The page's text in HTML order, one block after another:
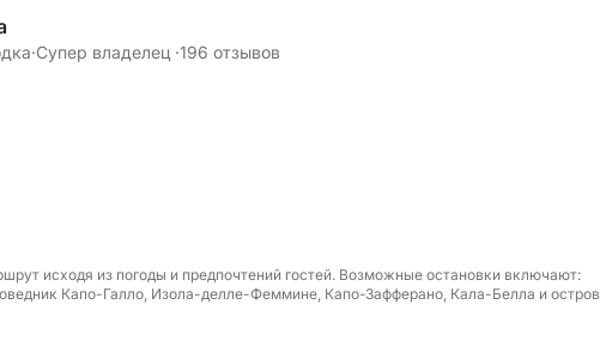
8 человек
включая спасательные жилеты
воды Палермо; Вот некоторые достопримечательности в
·Супер владелец ·196 отзывов
исходя из погоды и предпочтений гостей. Возможные остановки включают:
Капо-Галло, Изола-делле-Феммине, Капо-Зафферано, Кала-Белла и остров